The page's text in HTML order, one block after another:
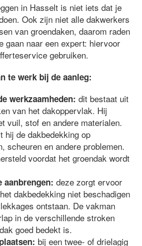
in Hasselt is niet iets dat je
Ook zijn niet alle dakwerkers
van groendaken, daarom raden
gaan naar een expert: hiervoor
gebruiken.
te werk bij de aanleg:
werkzaamheden: dit bestaat uit
van het dakoppervlak. Hij
vuil, stof en andere materialen.
hij de dakbedekking op
scheuren en andere problemen.
voordat het groendak wordt
aanbrengen: deze zorgt ervoor
dakbedekking niet beschadigen
ontstaan. De vakman
in de verschillende stroken
goed bedekt is.
bij een twee- of drielagig